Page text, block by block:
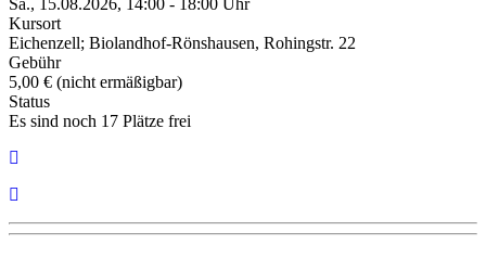
Kursort
Eichenzell; Biolandhof-Rönshausen, Rohingstr. 22
Gebühr
5,00 € (nicht ermäßigbar)
Status
Es sind noch 17 Plätze frei